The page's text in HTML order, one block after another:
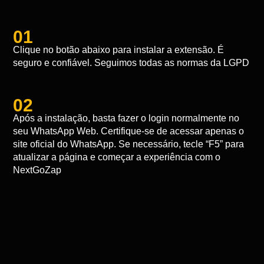
01
Clique no botão abaixo para instalar a extensão. É
seguro e confiável. Seguimos todas as normas da LGPD
02
Após a instalação, basta fazer o login normalmente no
seu WhatsApp Web. Certifique-se de acessar apenas o
site oficial do WhatsApp. Se necessário, tecle “F5” para
atualizar a página e começar a experiência com o
NextGoZap